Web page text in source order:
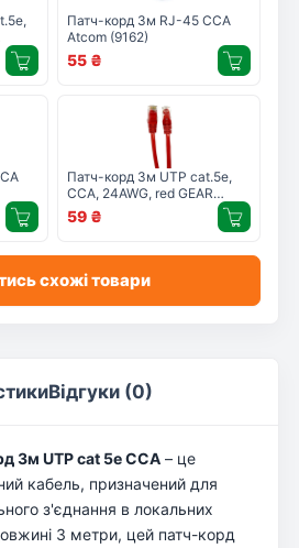
Патч-корд 3м RJ-45 CCA
Atcom (9162)
55 ₴
Патч-корд 3м UTP cat.5e,
CCA, 24AWG, red GEAR
(GPC-UTPCCARJ45-3R)
59 ₴
схожі товари
Відгуки (0)
3м UTP cat 5е CCA – це
кабель, призначений для
з'єднання в локальних
3 метри, цей патч-корд